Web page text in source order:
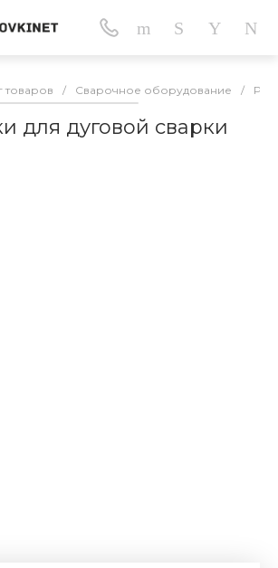
товаров / Сварочное оборудование /
для дуговой сварки